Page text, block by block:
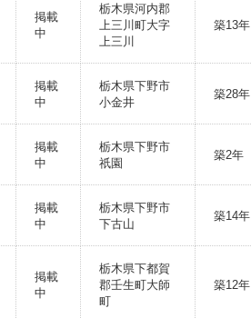
掲載
中
栃木県河内郡
上三川町大字
上三川
築13年
掲載
中
栃木県下野市
小金井
築28年
掲載
中
栃木県下野市
祇園
築2年
掲載
中
栃木県下野市
下古山
築14年
掲載
中
栃木県下都賀
郡壬生町大師
町
築12年